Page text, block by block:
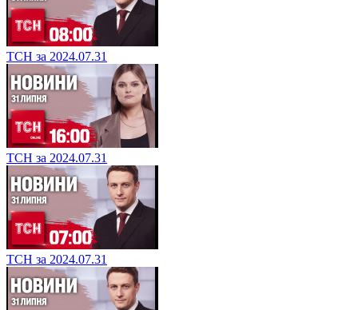
ТСН за 2024.07.31
ТСН за 2024.07.31
ТСН за 2024.07.31